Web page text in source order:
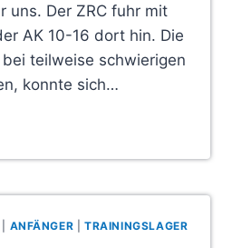
uns. Der ZRC fuhr mit
AK 10-16 dort hin. Die
teilweise schwierigen
konnte sich…
N
ANFÄNGER |TRAININGSLAGER